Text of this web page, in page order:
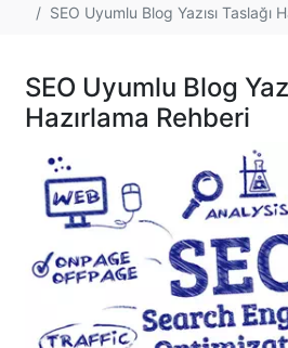
SEO Uyumlu Blog Yazısı Taslağı
SEO Uyumlu Blog
Hazırlama Rehberi